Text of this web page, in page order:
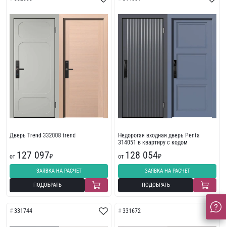
Дверь Trend 332008 trend
от 127 097₽
ЗАЯВКА НА РАСЧЕТ
ПОДОБРАТЬ
Недорогая входная дверь Penta
314051 в квартиру с кодом
от 128 054₽
ЗАЯВКА НА РАСЧЕТ
ПОДОБРАТЬ
331744 331672